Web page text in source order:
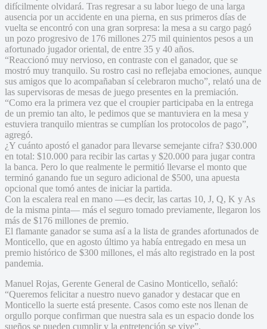
difícilmente olvidará. Tras regresar a su labor luego de una larga
ausencia por un accidente en una pierna, en sus primeros días de
vuelta se encontró con una gran sorpresa: la mesa a su cargo pagó
un pozo progresivo de 176 millones 275 mil quinientos pesos a un
afortunado jugador oriental, de entre 35 y 40 años.
“Reaccionó muy nervioso, en contraste con el ganador, que se
mostró muy tranquilo. Su rostro casi no reflejaba emociones, aunque
sus amigos que lo acompañaban sí celebraron mucho”, relató una de
las supervisoras de mesas de juego presentes en la premiación.
“Como era la primera vez que el croupier participaba en la entrega
de un premio tan alto, le pedimos que se mantuviera en la mesa y
estuviera tranquilo mientras se cumplían los protocolos de pago”,
agregó.
¿Y cuánto apostó el ganador para llevarse semejante cifra? $30.000
en total: $10.000 para recibir las cartas y $20.000 para jugar contra
la banca. Pero lo que realmente le permitió llevarse el monto que
terminó ganando fue un seguro adicional de $500, una apuesta
opcional que tomó antes de iniciar la partida.
Con la escalera real en mano —es decir, las cartas 10, J, Q, K y As
de la misma pinta— más el seguro tomado previamente, llegaron los
más de $176 millones de premio.
El flamante ganador se suma así a la lista de grandes afortunados de
Monticello, que en agosto último ya había entregado en mesa un
premio histórico de $300 millones, el más alto registrado en la post
pandemia.
Manuel Rojas, Gerente General de Casino Monticello, señaló:
“Queremos felicitar a nuestro nuevo ganador y destacar que en
Monticello la suerte está presente. Casos como este nos llenan de
orgullo porque confirman que nuestra sala es un espacio donde los
sueños se pueden cumplir y la entretención se vive”.